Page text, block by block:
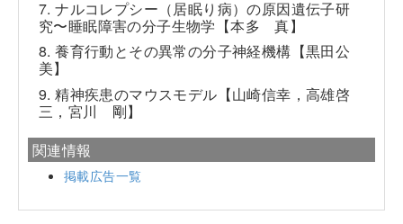
7. ナルコレプシー（居眠り病）の原因遺伝子研
究〜睡眠障害の分子生物学【本多 真】
8. 養育行動とその異常の分子神経機構【黒田公
美】
9. 精神疾患のマウスモデル【山崎信幸，高雄啓
三，宮川 剛】
関連情報
掲載広告一覧